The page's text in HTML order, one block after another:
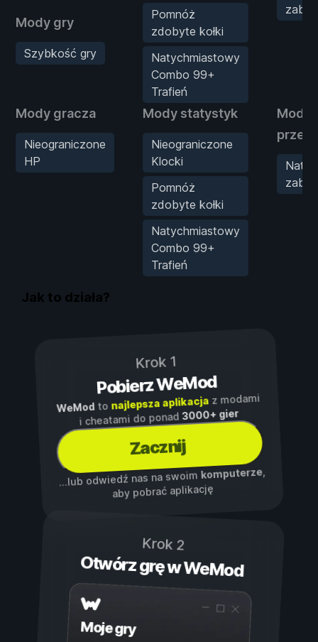
Mody gry
Szybkość gry
Pomnóż
zdobyte kołki
Natychmiastowy
Combo 99+
Trafień
Mody gracza
Nieograniczone
HP
Mody statystyk
Nieograniczone
Klocki
Pomnóż
zdobyte kołki
Natychmiastowy
Combo 99+
Trafień
Mody
Jak to działa?
Krok 1
Pobierz WeMod
WeModto najlepsza aplikacjaz modami
i cheatami do ponad3000+ gier
Zacznij
...lub odwiedź nas na swoim komputerze,
aby pobrać aplikację
Krok 2
Otwórz grę w WeMod
Moje gry